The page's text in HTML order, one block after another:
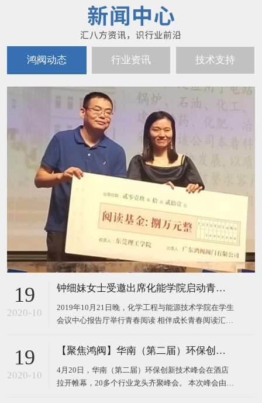
鸿阀动态 行业资讯 技术支持
19
2020-10
钟细妹女士受邀出席化能学院启动青春阅读汇系列活动
2019年10月21日晚，化学工程与能源技术学院在学生
会议中心报告厅举行青春阅读 相伴成长青春阅读汇启
限公司董事长钟细妹、化能学院党委书记夏勇、化能
场仪式。化能学院党委委员、各支部书记、政治辅导
员、班主任
19
2020-10
【聚焦鸿阀】华南（第二届）环保创新技术峰会
4月20日，华南（第二届）环保创新技术峰会在酒店
拉开帷幕，20多个行业龙头齐聚峰会。 本次峰会由广